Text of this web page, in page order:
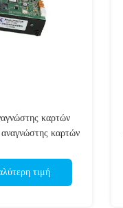
καρτών
καρτών
τιμή